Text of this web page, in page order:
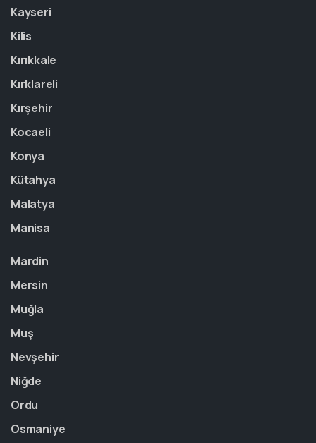
Kayseri
Kilis
Kırıkkale
Kırklareli
Kırşehir
Kocaeli
Konya
Kütahya
Malatya
Manisa
Mardin
Mersin
Muğla
Muş
Nevşehir
Niğde
Ordu
Osmaniye